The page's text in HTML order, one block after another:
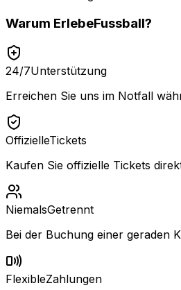
Warum ErlebeFussball?
24/7Unterstützung
Erreichen Sie uns im Notfall
OffizielleTickets
Kaufen Sie offizielle Tickets
NiemalsGetrennt
Bei der Buchung einer geraden
FlexibleZahlungen